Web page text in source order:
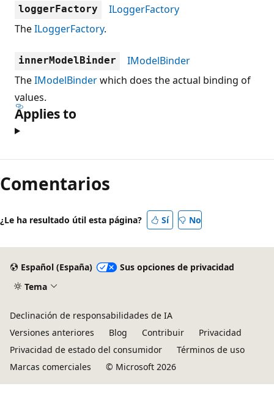
loggerFactory
ILoggerFactory
TheILoggerFactory.
innerModelBinder
IModelBinder
TheIModelBinderwhich does the actual binding of
values.
Applies to
Modo
de
lectura
Comentarios
¿Le ha resultado útil esta página? Sí No
Español (España)
Sus opciones de privacidad
Tema
Declinación de responsabilidades de IA
Versiones anteriores
Blog Contribuir
Privacidad
Privacidad de estado del consumidor
Términos de uso
Marcas comerciales
© Microsoft 2026